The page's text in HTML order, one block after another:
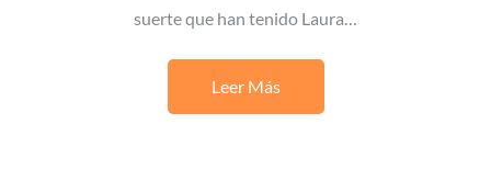
suerte que han tenido Laura…
Leer Más